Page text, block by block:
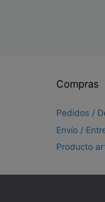
Compras
Pedidos /
Envío /
Producto